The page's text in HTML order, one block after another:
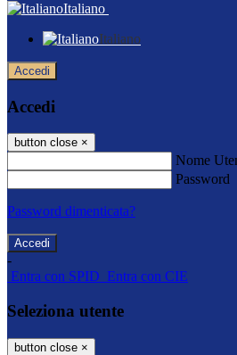
Italiano
Italiano
Accedi
Accedi
button close ×
Nome
Password
Password dimenticata?
-
Entra con SPID Entra con CIE
Seleziona utente
button close ×